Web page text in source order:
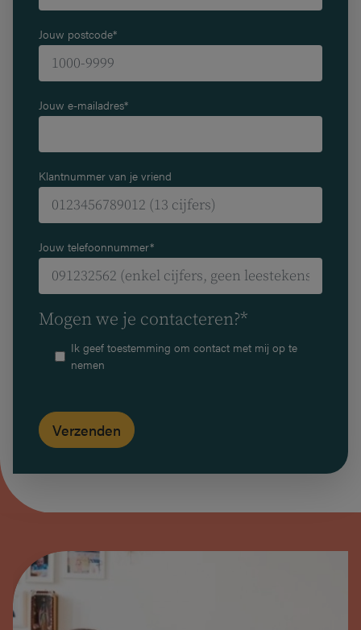
Jouw postcode*
Jouw e-mailadres*
Klantnummer van je vriend
Jouw telefoonnummer*
Mogen we je contacteren?*
Ik geef toestemming om contact met mij op te
nemen